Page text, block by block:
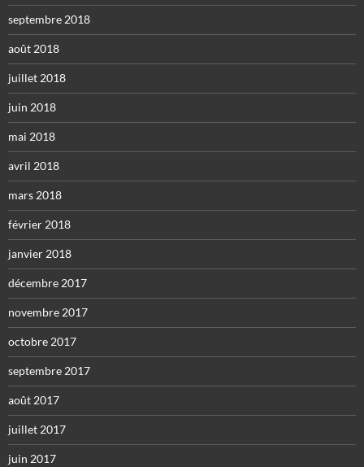
septembre 2018
août 2018
juillet 2018
juin 2018
mai 2018
avril 2018
mars 2018
février 2018
janvier 2018
décembre 2017
novembre 2017
octobre 2017
septembre 2017
août 2017
juillet 2017
juin 2017